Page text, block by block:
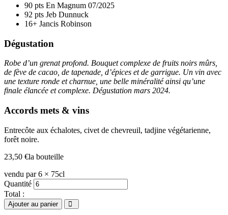
90 pts En Magnum 07/2025
92 pts Jeb Dunnuck
16+ Jancis Robinson
Dégustation
Robe d’un grenat profond. Bouquet complexe de fruits noirs mûrs,
de fève de cacao, de tapenade, d’épices et de garrigue. Un vin avec
une texture ronde et charnue, une belle minéralité ainsi qu’une
finale élancée et complexe. Dégustation mars 2024.
Accords mets & vins
Entrecôte aux échalotes, civet de chevreuil, tadjine végétarienne,
forêt noire.
23,50 €la bouteille
vendu par 6 × 75cl
quantité
de
Vacqueyras
2019
Quantité
Total :
Ajouter au panier